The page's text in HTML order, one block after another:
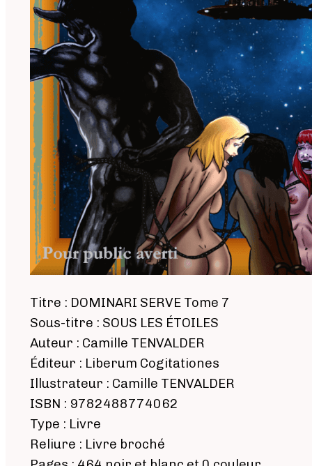
Titre : DOMINARI SERVE Tome 7
Sous-titre : SOUS LES ÉTOILES
Auteur : Camille TENVALDER
Éditeur : Liberum Cogitationes
Illustrateur : Camille TENVALDER
ISBN : 9782488774062
Type : Livre
Reliure : Livre broché